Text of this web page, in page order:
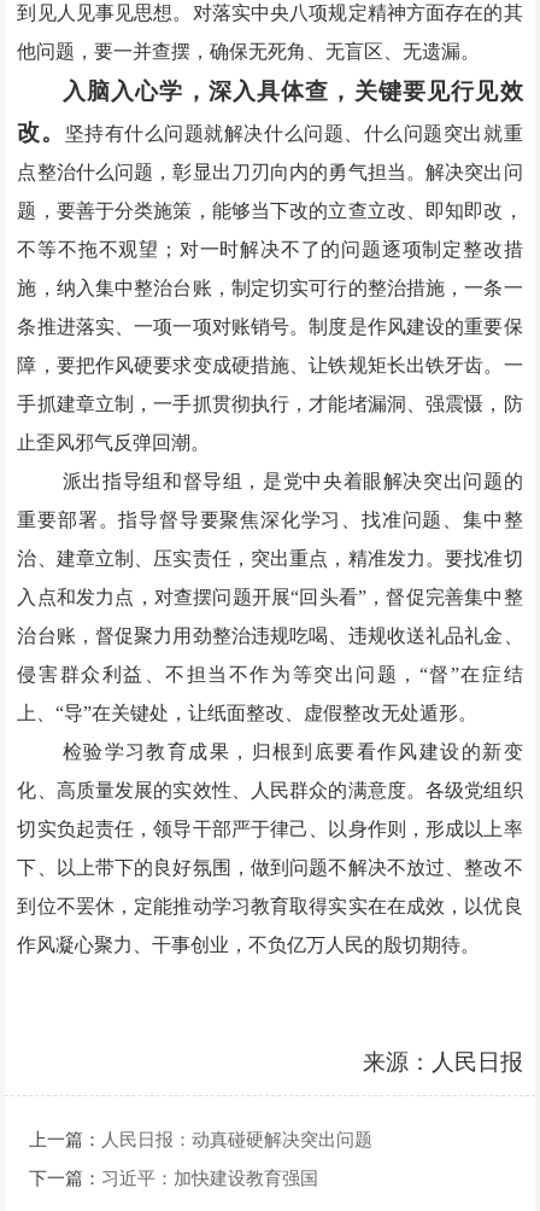
到见人见事见思想。对落实中央八项规定精神方面存在的其
他问题，要一并查摆，确保无死角、无盲区、无遗漏。
入脑入心学，深入具体查，关键要见行见效
改。
坚持有什么问题就解决什么问题、什么问题突出就重
点整治什么问题，彰显出刀刃向内的勇气担当。解决突出问
题，要善于分类施策，能够当下改的立查立改、即知即改，
不等不拖不观望；对一时解决不了的问题逐项制定整改措
施，纳入集中整治台账，制定切实可行的整治措施，一条一
条推进落实、一项一项对账销号。制度是作风建设的重要保
障，要把作风硬要求变成硬措施、让铁规矩长出铁牙齿。一
手抓建章立制，一手抓贯彻执行，才能堵漏洞、强震慑，防
止歪风邪气反弹回潮。
派出指导组和督导组，是党中央着眼解决突出问题的
重要部署。指导督导要聚焦深化学习、找准问题、集中整
治、建章立制、压实责任，突出重点，精准发力。要找准切
入点和发力点，对查摆问题开展“回头看”，督促完善集中整
治台账，督促聚力用劲整治违规吃喝、违规收送礼品礼金、
侵害群众利益、不担当不作为等突出问题，“督”在症结
上、“导”在关键处，让纸面整改、虚假整改无处遁形。
检验学习教育成果，归根到底要看作风建设的新变
化、高质量发展的实效性、人民群众的满意度。各级党组织
切实负起责任，领导干部严于律己、以身作则，形成以上率
下、以上带下的良好氛围，做到问题不解决不放过、整改不
到位不罢休，定能推动学习教育取得实实在在成效，以优良
作风凝心聚力、干事创业，不负亿万人民的殷切期待。
来源：人民日报
上一篇： 人民日报：动真碰硬解决突出问题
下一篇： 习近平：加快建设教育强国